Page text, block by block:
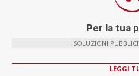
Per la tua
SOLUZIONI
LEGGI